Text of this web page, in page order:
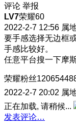
评论 举报
LV7荣耀60
2022-2-7 12:56 属
要手感选择无边框
手感比较好。
任意平台搜一下摩
荣耀粉丝
2022-2-7 20:02 属
正在加载, 请稍候...
发表评论…